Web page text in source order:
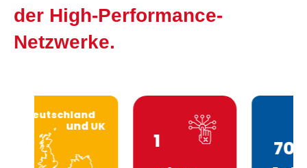
der High-Performance-
Netzwerke.
Deutschland
undUK
700 +